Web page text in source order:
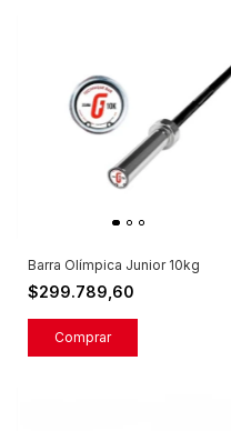
Barra Olímpica Junior 10kg
$299.789,60